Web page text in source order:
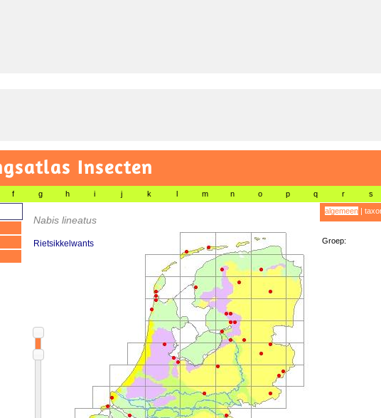
Insecten
f g h i j k l m n o p q r s
Nabis lineatus
Rietsikkelwants
algemeen|
Groep: